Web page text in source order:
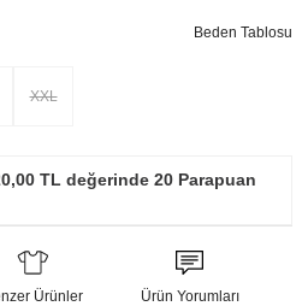
Beden Tablosu
XXL
TL değerinde 20 Parapuan
Ürünler Ürün Yorumları